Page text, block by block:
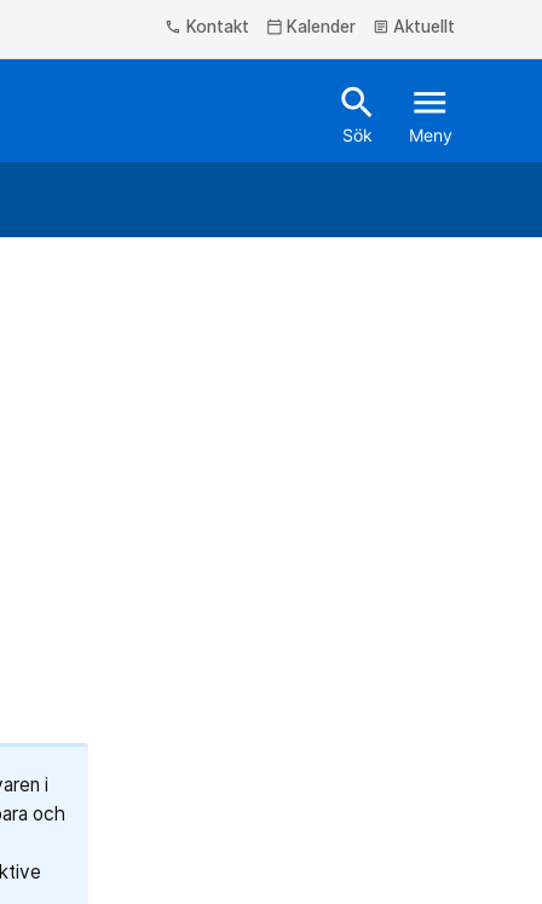
phone Kontakt calendar_today Kalender article Aktuellt
search
Sök
menu
Meny
i
och